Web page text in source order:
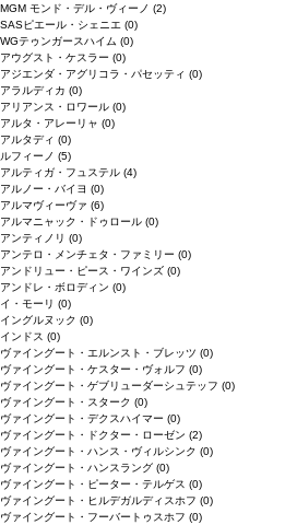
MGM モンド・デル・ヴィーノ (2)
SASピエール・シェニエ (0)
WGテゥンガースハイム (0)
アウグスト・ケスラー (0)
アジエンダ・アグリコラ・パセッティ (0)
アラルディカ (0)
アリアンス・ロワール (0)
アルタ・アレーリャ (0)
アルタディ (0)
ルフィーノ (5)
アルティガ・フュステル (4)
アルノー・バイヨ (0)
アルマヴィーヴァ (6)
アルマニャック・ドゥロール (0)
アンティノリ (0)
アンテロ・メンチェタ・ファミリー (0)
アンドリュー・ピース・ワインズ (0)
アンドレ・ボロディン (0)
イ・モーリ (0)
イングルヌック (0)
インドス (0)
ヴァイングート・エルンスト・ブレッツ (0)
ヴァイングート・ケスター・ヴォルフ (0)
ヴァイングート・ゲブリューダーシュテッフ (0)
ヴァイングート・スターク (0)
ヴァイングート・デクスハイマー (0)
ヴァイングート・ドクター・ローゼン (2)
ヴァイングート・ハンス・ヴィルシンク (0)
ヴァイングート・ハンスラング (0)
ヴァイングート・ピーター・テルゲス (0)
ヴァイングート・ヒルデガルディスホフ (0)
ヴァイングート・フーバートゥスホフ (0)